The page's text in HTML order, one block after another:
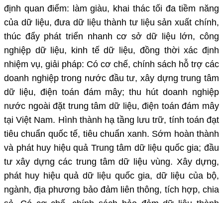
định quan điểm: làm giàu, khai thác tối đa tiềm năng
của dữ liệu, đưa dữ liệu thành tư liệu sản xuất chính,
thúc đẩy phát triển nhanh cơ sở dữ liệu lớn, công
nghiệp dữ liệu, kinh tế dữ liệu, đồng thời xác định
nhiệm vụ, giải pháp: Có cơ chế, chính sách hỗ trợ các
doanh nghiệp trong nước đầu tư, xây dựng trung tâm
dữ liệu, điện toán đám mây; thu hút doanh nghiệp
nước ngoài đặt trung tâm dữ liệu, điện toán đám mây
tại Việt Nam. Hình thành hạ tầng lưu trữ, tính toán đạt
tiêu chuẩn quốc tế, tiêu chuẩn xanh. Sớm hoàn thành
và phát huy hiệu quả Trung tâm dữ liệu quốc gia; đầu
tư xây dựng các trung tâm dữ liệu vùng. Xây dựng,
phát huy hiệu quả dữ liệu quốc gia, dữ liệu của bộ,
ngành, địa phương bảo đảm liên thông, tích hợp, chia